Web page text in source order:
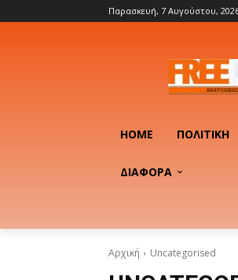
Παρασκευή, 7 Αυγούστου,
HOME ΠΟΛΙΤΙΚΉ
ΔΙΑΦΟΡΑ
Αρχική Uncategorised